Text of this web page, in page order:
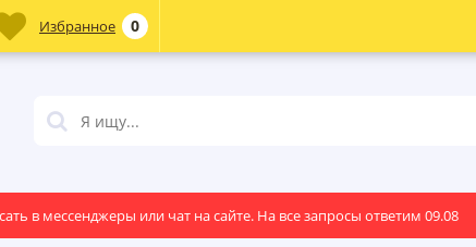
в мессенджеры или чат на сайте. На все запросы ответим 09.08
Избранное 0